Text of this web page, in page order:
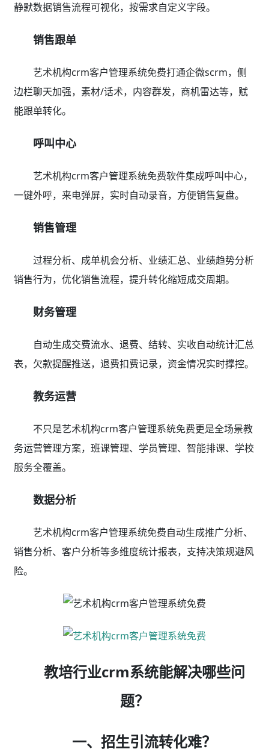
静默数据销售流程可视化，按需求自定义字段。
销售跟单
艺术机构crm客户管理系统免费打通企微scrm，侧
边栏聊天加强，素材/话术，内容群发，商机雷达等，赋
能跟单转化。
呼叫中心
艺术机构crm客户管理系统免费软件集成呼叫中心，
一键外呼，来电弹屏，实时自动录音，方便销售复盘。
销售管理
过程分析、成单机会分析、业绩汇总、业绩趋势分析
销售行为，优化销售流程，提升转化缩短成交周期。
财务管理
自动生成交费流水、退费、结转、实收自动统计汇总
表，欠款提醒推送，退费扣费记录，资金情况实时撑控。
教务运营
不只是艺术机构crm客户管理系统免费更是全场景教
务运营管理方案，班课管理、学员管理、智能排课、学校
服务全覆盖。
数据分析
艺术机构crm客户管理系统免费自动生成推广分析、
销售分析、客户分析等多维度统计报表，支持决策规避风
险。
教培行业crm系统能解决哪些问
题？
一、招生引流转化难？